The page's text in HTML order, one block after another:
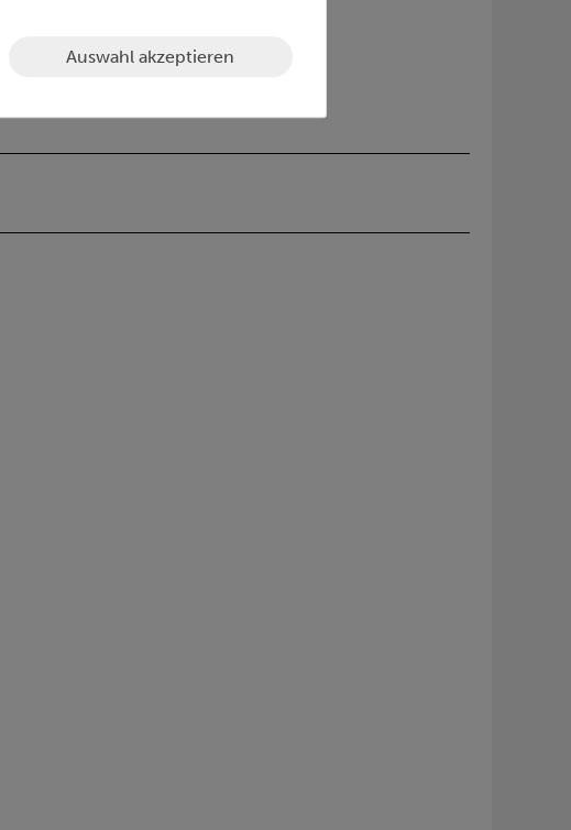
enthalten ist.
Auswahl akzeptieren